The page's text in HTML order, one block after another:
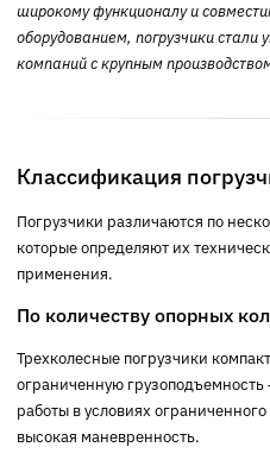
широкому функционалу и
оборудованием, погрузчики
компаний с крупным
Классификация
Погрузчики различаются по
которые определяют их
применения.
По количеству опорных
Трехколесные погрузчики
ограниченную
работы в условиях
высокая маневренность.